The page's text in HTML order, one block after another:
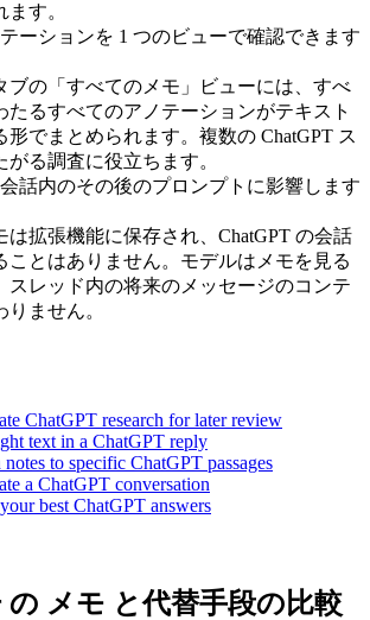
す。
ーションを 1 つのビューで確認できます
ブの「すべてのメモ」ビューには、すべ
たるすべてのアノテーションがテキスト
形でまとめられます。複数の ChatGPT ス
がる調査に役立ちます。
話内のその後のプロンプトに影響します
は拡張機能に保存され、ChatGPT の会話
ことはありません。モデルはメモを見る
スレッド内の将来のメッセージのコンテ
ません。
ChatGPT research for later review
text in a ChatGPT reply
to specific ChatGPT passages
a ChatGPT conversation
best ChatGPT answers
の メモ と代替手段の比較